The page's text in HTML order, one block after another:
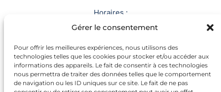
Gérer le consentement
Pour offrir les meilleures expériences, nous utilisons des
technologies telles que les cookies pour stocker et/ou accéder aux
informations des appareils. Le fait de consentir à ces technologies
nous permettra de traiter des données telles que le comportement
de navigation ou les ID uniques sur ce site. Le fait de ne pas
Horaires :
Du lundi au vendredi
08h-12h 13h-18h